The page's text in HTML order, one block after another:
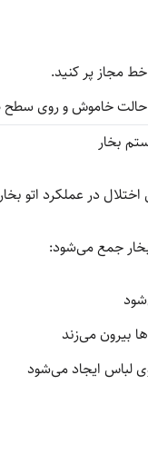
مجاز پر کنید.
حالت خاموش و روی
در عملکرد اتو
جمع می‌شود:
بیرون می‌زند
لباس ایجاد می‌شود